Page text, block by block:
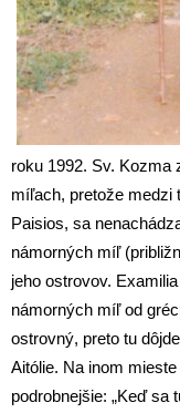
roku 1992. Sv. Kozma
míľach, pretože medzi
Paisios, sa
námorných míľ
jeho ostrovov.
námorných míľ od
ostrovný, preto tu
Aitólie. Na inom
podrobnejšie: „Keď sa